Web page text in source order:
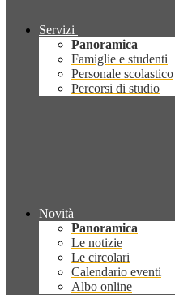
Servizi
Panoramica
Famiglie e studenti
Personale scolastico
Percorsi di studio
Novità
Panoramica
Le notizie
Le circolari
Calendario eventi
Albo online